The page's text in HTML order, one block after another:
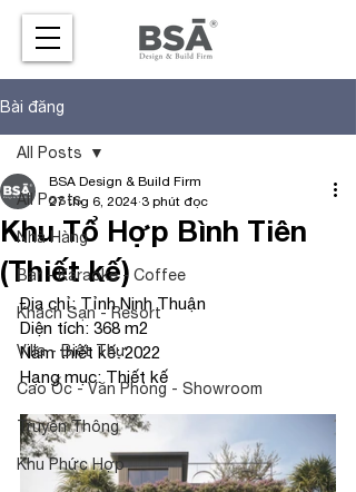
Bài đăng
All Posts
Nhà Hàng
Bar - Karaoke - Coffee
Khách Sạn - Resort
Villa - Biệt Thự
Cao Ốc - Văn Phòng - Showroom
Truyền Thông
Khu Phức Hợp
All Posts
Khu Tổ Hợp Bình Tiên
(Thiết kế)
BSA Design & Build Firm
27 thg 6, 2024 3 phút đọc
Địa chỉ: Tỉnh Ninh Thuận
Diện tích: 368 m2
Năm thiết kế: 2022
Hạng mục: Thiết kế